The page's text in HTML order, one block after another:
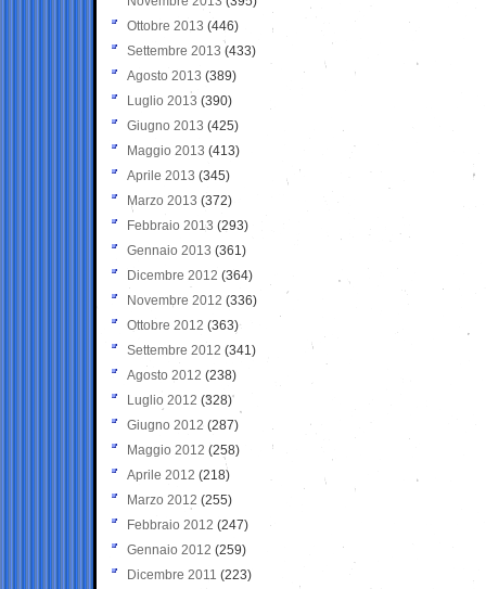
Ottobre 2013 (446)
Settembre 2013 (433)
Agosto 2013 (389)
Luglio 2013 (390)
Giugno 2013 (425)
Maggio 2013 (413)
Aprile 2013 (345)
Marzo 2013 (372)
Febbraio 2013 (293)
Gennaio 2013 (361)
Dicembre 2012 (364)
Novembre 2012 (336)
Ottobre 2012 (363)
Settembre 2012 (341)
Agosto 2012 (238)
Luglio 2012 (328)
Giugno 2012 (287)
Maggio 2012 (258)
Aprile 2012 (218)
Marzo 2012 (255)
Febbraio 2012 (247)
Gennaio 2012 (259)
Dicembre 2011 (223)